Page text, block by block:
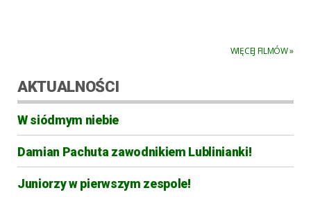
WIĘCEJ FILMÓW »
AKTUALNOŚCI
W siódmym niebie
Damian Pachuta zawodnikiem Lublinianki!
Juniorzy w pierwszym zespole!